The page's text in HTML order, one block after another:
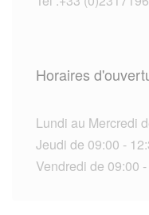
Horaires
Lundi au Mercredi
Jeudi de 09:00 -
Vendredi de 09:00